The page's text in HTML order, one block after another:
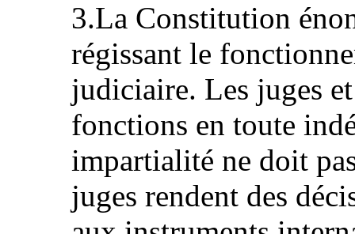
3.La Constitution
régissant le
judiciaire. Les juges
fonctions en toute
impartialité ne doit
juges rendent des